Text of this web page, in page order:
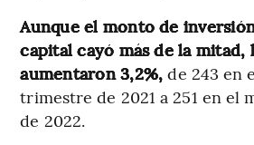
Aunque el monto de
capital cayó más de la mitad,
aumentaron 3,2%,de 243 en
trimestre de 2021 a 251 en el
de 2022.